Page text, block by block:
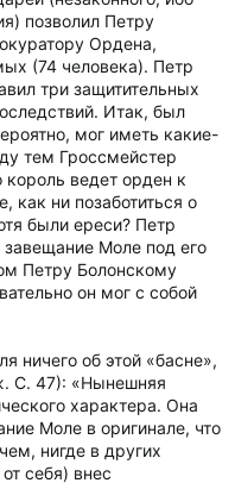
позволил Петру
Ордена,
(74 человека). Петр
три защитительных
Итак, был
мог иметь какие-
тем Гроссмейстер
ведет орден к
как ни позаботиться о
были ереси? Петр
Моле под его
Петру Болонскому
он мог с собой
ничего об этой «басне»,
С. 47): «Нынешняя
характера. Она
Моле в оригинале, что
нигде в других
себя) внес